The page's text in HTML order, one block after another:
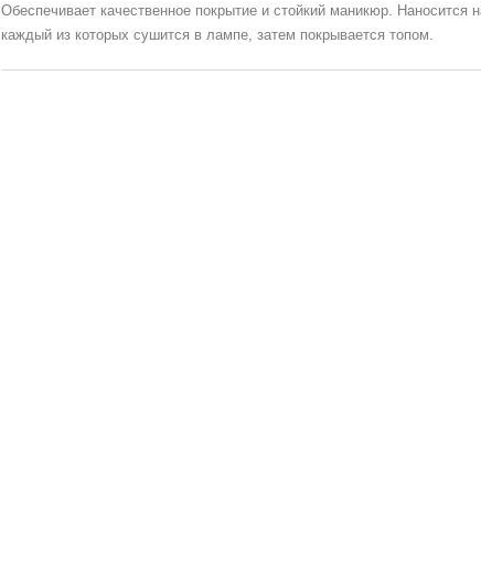
Обеспечивает качественное покрытие и стойкий маникюр. Наносится
каждый из которых сушится в лампе, затем покрывается топом.